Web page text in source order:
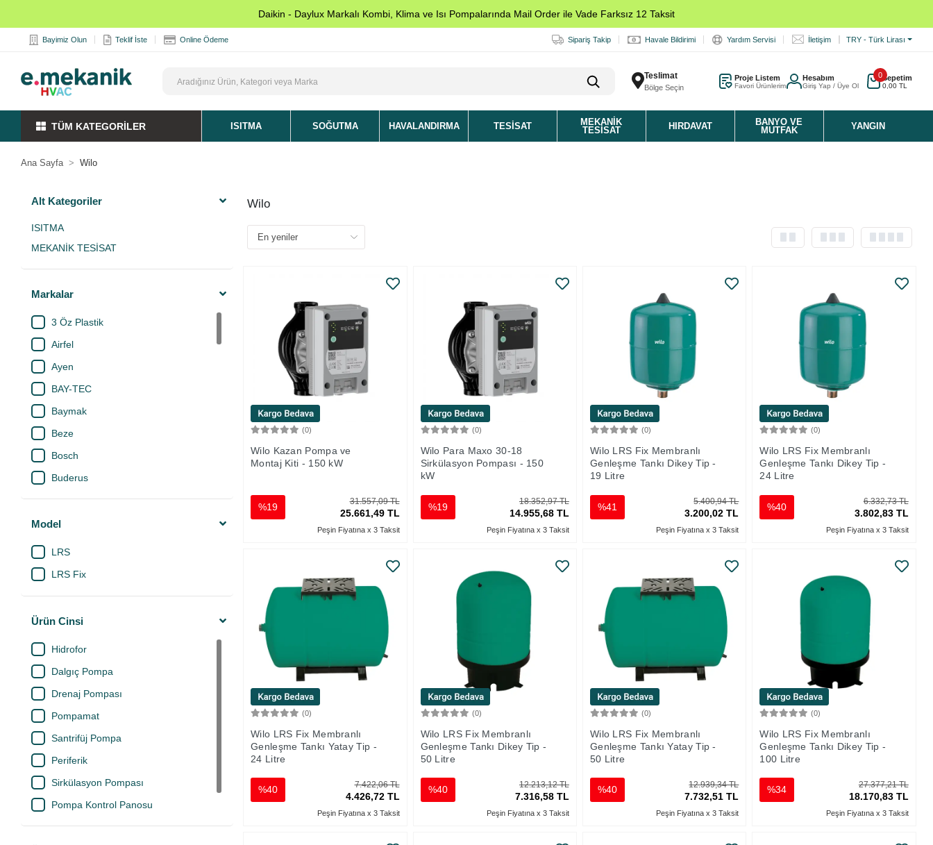
Daikin - Daylux Markalı Kombi, Klima ve Isı Pompalarında Mail Order ile Vade Farksız 12 Taksit
Bayimiz Olun Teklif İste Online Ödeme Sipariş Takip Havale Bildirimi Yardım Servisi İletişim TRY - Türk Lirası
Teslimat
Bölge Seçin
Proje Listem
Favori Ürünlerim
Hesabım
Giriş Yap / Üye Ol
0Sepetim
0,00 TL
TÜM KATEGORİLER ISITMA SOĞUTMA HAVALANDIRMA TESISAT
MEKANIK
TESISAT
HIRDAVAT
BANYO VE
MUTFAK
YANGIN
Ana Sayfa Wilo
Alt Kategoriler
ISITMA
MEKANİK TESİSAT
Markalar
3 Öz Plastik
Airfel
Ayen
BAY-TEC
Baymak
Beze
Bosch
Buderus
Case
Daikin
DM Metal
ECA
Emir Plastik
ESKA
Grundfos
Henkel
Honeywell
Işıldar Plastik
Model
LRS
LRS Fix
Ürün Cinsi
Hidrofor
Dalgıç Pompa
Drenaj Pompası
Pompamat
Santrifüj Pompa
Periferik
Sirkülasyon Pompası
Pompa Kontrol Panosu
Genleşme Tankı
Wilo
(0)
Wilo Kazan Pompa ve
Montaj Kiti - 150 kW
31.557,09 TL
25.661,49 TL
%19
Peşin Fiyatına x 3 Taksit
(0)
Wilo Para Maxo 30-18
Sirkülasyon Pompası - 150
kW
18.352,97 TL
14.955,68 TL
%19
Peşin Fiyatına x 3 Taksit
(0)
Wilo LRS Fix Membranlı
Genleşme Tankı Dikey Tip -
19 Litre
5.400,94 TL
3.200,02 TL
%41
Peşin Fiyatına x 3 Taksit
(0)
Wilo LRS Fix Membranlı
Genleşme Tankı Dikey Tip -
24 Litre
6.332,73 TL
3.802,83 TL
%40
Peşin Fiyatına x 3 Taksit
(0)
Wilo LRS Fix Membranlı
Genleşme Tankı Yatay Tip -
24 Litre
7.422,06 TL
4.426,72 TL
%40
Peşin Fiyatına x 3 Taksit
(0)
Wilo LRS Fix Membranlı
Genleşme Tankı Dikey Tip -
50 Litre
12.213,12 TL
7.316,58 TL
%40
Peşin Fiyatına x 3 Taksit
(0)
Wilo LRS Fix Membranlı
Genleşme Tankı Yatay Tip -
50 Litre
12.939,34 TL
7.732,51 TL
%40
Peşin Fiyatına x 3 Taksit
(0)
Wilo LRS Fix Membranlı
Genleşme Tankı Dikey Tip -
100 Litre
27.377,21 TL
18.170,83 TL
%34
Peşin Fiyatına x 3 Taksit